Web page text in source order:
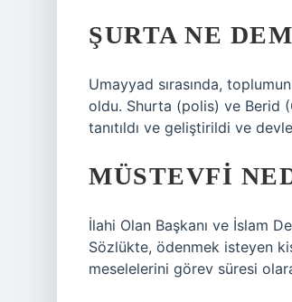
ŞURTA NE
Umayyad sırasında,
oldu. Shurta (polis) ve Berid
tanıtıldı ve geliştirildi ve
MÜSTEVFI
İlahi Olan Başkanı ve İslam
Sözlükte, ödenmek isteyen
meselelerini görev süresi